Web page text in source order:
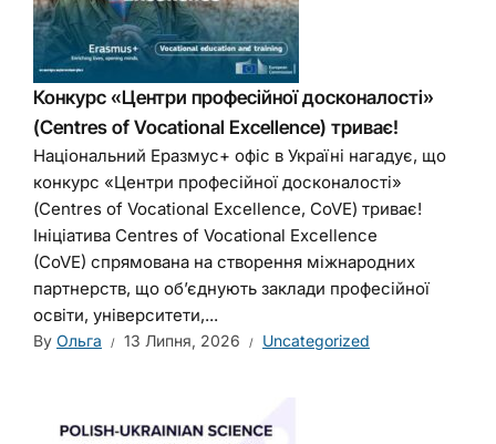
Конкурс «Центри професійної досконалості»
(Centres of Vocational Excellence) триває!
Національний Еразмус+ офіс в Україні нагадує, що
конкурс «Центри професійної досконалості»
(Centres of Vocational Excellence, CoVE) триває!
Ініціатива Centres of Vocational Excellence
(CoVE) спрямована на створення міжнародних
партнерств, що об’єднують заклади професійної
освіти, університети,...
By Ольга 13 Липня, 2026 Uncategorized